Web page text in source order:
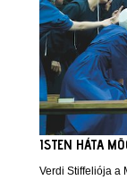
ISTEN HÁTA
Verdi Stiffeliója a